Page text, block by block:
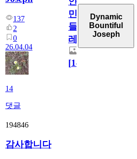
137
2
0
26.04.04
14
댓글
민
들
레
[14
Dynamic
Bountiful
Joseph
194846
감사합니다